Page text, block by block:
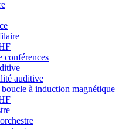
conférences
auditive
à induction magnétique